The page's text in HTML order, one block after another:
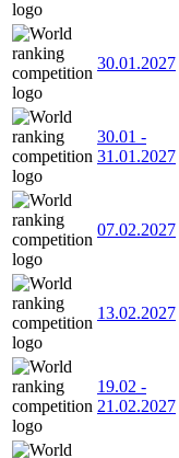
30.01.2027
30.01 -
31.01.2027
07.02.2027
13.02.2027
19.02 -
21.02.2027